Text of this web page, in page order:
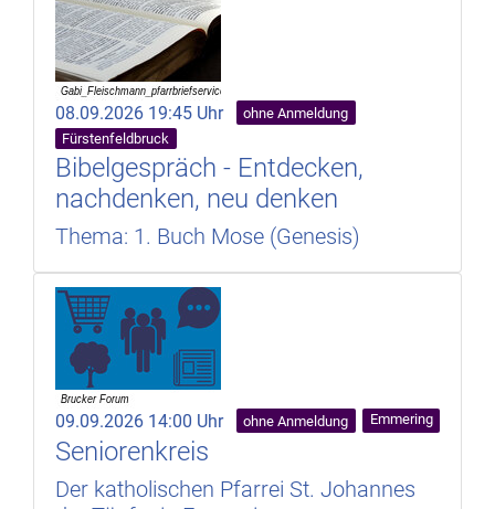
08.09.2026 19:45 Uhr
ohne Anmeldung
Fürstenfeldbruck
Bibelgespräch - Entdecken,
nachdenken, neu denken
Thema: 1. Buch Mose (Genesis)
09.09.2026 14:00 Uhr ohne Anmeldung Emmering
Seniorenkreis
Der katholischen Pfarrei St. Johannes